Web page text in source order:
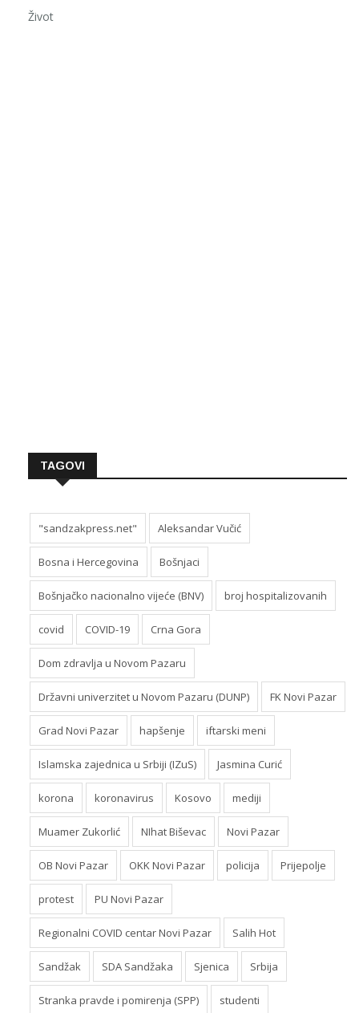
Život
TAGOVI
"sandzakpress.net" Aleksandar Vučić
Bosna i Hercegovina Bošnjaci
Bošnjačko nacionalno vijeće (BNV) broj hospitalizovanih
covid COVID-19 Crna Gora
Dom zdravlja u Novom Pazaru
Državni univerzitet u Novom Pazaru (DUNP) FK Novi Pazar
Grad Novi Pazar hapšenje iftarski meni
Islamska zajednica u Srbiji (IZuS) Jasmina Curić
korona koronavirus Kosovo mediji
Muamer Zukorlić NIhat Biševac Novi Pazar
OB Novi Pazar OKK Novi Pazar policija Prijepolje
protest PU Novi Pazar
Regionalni COVID centar Novi Pazar Salih Hot
Sandžak SDA Sandžaka Sjenica Srbija
Stranka pravde i pomirenja (SPP) studenti